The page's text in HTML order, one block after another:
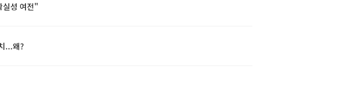
실성 여전"
...왜?